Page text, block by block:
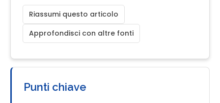
Riassumi questo articolo
Approfondisci con altre fonti
Punti chiave